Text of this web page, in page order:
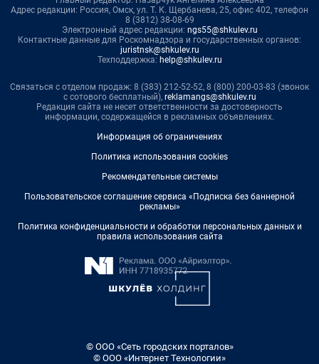
Адрес редакции: Россия, Омск, ул. Т. К. Щербанева, 25, офис 402, телефон
8 (3812) 38-08-69
Электронный адрес редакции: ngs55@shkulev.ru
Контактные данные для Роскомнадзора и государственных органов:
juristnsk@shkulev.ru
Техподдержка: help@shkulev.ru
Связаться с отделом продаж: 8 (383) 212-52-52, 8 (800) 200-03-83 (звонок
с сотового бесплатный), reklamangs@shkulev.ru
Редакция сайта не несет ответственности за достоверность
информации, содержащейся в рекламных объявлениях.
Информация об ограничениях
Политика использования cookies
Рекомендательные системы
Пользовательское соглашение сервиса «Подписка без баннерной
рекламы»
Политика конфиденциальности и обработки персональных данных и
правила использования сайта
© ООО «Сеть городских порталов»
© ООО «Интернет Технологии»